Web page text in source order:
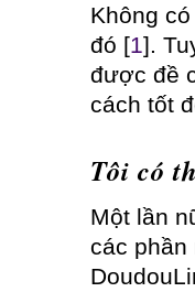
Không
đó [1].
được đề
cách tốt
Tôi có
Một lần
các phần